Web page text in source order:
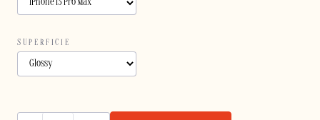
SUPERFICIE